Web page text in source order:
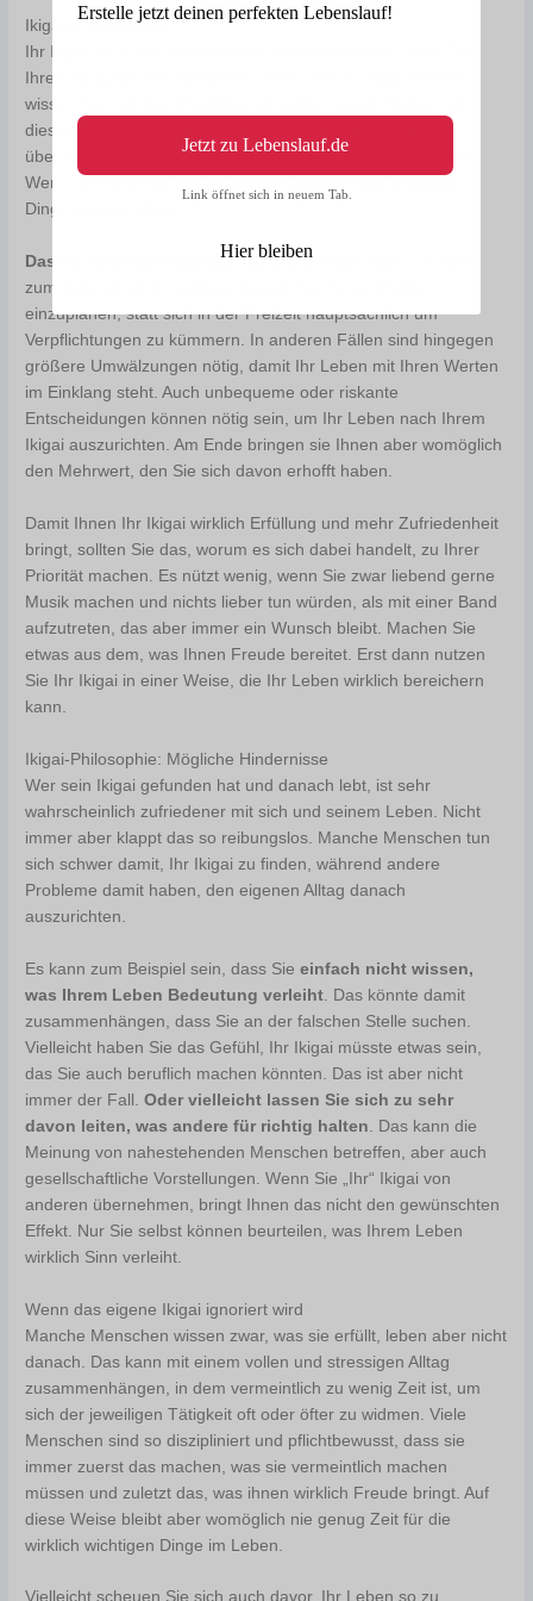
Ikigai im Alltag leben
Ihr Ikigai zu finden ist das eine – entscheidend ist, dass Sie
Ihren Alltag danach ausrichten. Wenn Sie Ihr Ikigai kennen,
wissen Sie, wo Ihre Prioritäten im Leben liegen. Setzen Sie
dieses theoretische Wissen in die Praxis um, indem Sie
überprüfen, ob Ihr jetziger Lebensweg zu Ihrem Ikigai passt.
Wenn das nicht der Fall ist, sollten Sie sich nicht scheuen,
Dinge zu verändern.
Das müssen keine großen Veränderungen sein
zum Beispiel schon reichen, genug Zeit für ein Hobby
einzuplanen, statt sich in der Freizeit hauptsächlich um
Verpflichtungen zu kümmern. In anderen Fällen sind hingegen
größere Umwälzungen nötig, damit Ihr Leben mit Ihren Werten
im Einklang steht. Auch unbequeme oder riskante
Entscheidungen können nötig sein, um Ihr Leben nach Ihrem
Ikigai auszurichten. Am Ende bringen sie Ihnen aber womöglich
den Mehrwert, den Sie sich davon erhofft haben.
Damit Ihnen Ihr Ikigai wirklich Erfüllung und mehr Zufriedenheit
bringt, sollten Sie das, worum es sich dabei handelt, zu Ihrer
Priorität machen. Es nützt wenig, wenn Sie zwar liebend gerne
Musik machen und nichts lieber tun würden, als mit einer Band
aufzutreten, das aber immer ein Wunsch bleibt. Machen Sie
etwas aus dem, was Ihnen Freude bereitet. Erst dann nutzen
Sie Ihr Ikigai in einer Weise, die Ihr Leben wirklich bereichern
kann.
Ikigai-Philosophie: Mögliche Hindernisse
Wer sein Ikigai gefunden hat und danach lebt, ist sehr
wahrscheinlich zufriedener mit sich und seinem Leben. Nicht
immer aber klappt das so reibungslos. Manche Menschen tun
sich schwer damit, Ihr Ikigai zu finden, während andere
Probleme damit haben, den eigenen Alltag danach
auszurichten.
Es kann zum Beispiel sein, dass Sieeinfach nicht wissen,
was Ihrem Leben Bedeutung verleiht . Das könnte damit
zusammenhängen, dass Sie an der falschen Stelle suchen.
Vielleicht haben Sie das Gefühl, Ihr Ikigai müsste etwas sein,
das Sie auch beruflich machen könnten. Das ist aber nicht
immer der Fall.Oder vielleicht lassen Sie sich zu sehr
davon leiten, was andere für richtig halten . Das kann die
Meinung von nahestehenden Menschen betreffen, aber auch
gesellschaftliche Vorstellungen. Wenn Sie „Ihr“ Ikigai von
anderen übernehmen, bringt Ihnen das nicht den gewünschten
Effekt. Nur Sie selbst können beurteilen, was Ihrem Leben
wirklich Sinn verleiht.
Wenn das eigene Ikigai ignoriert wird
Manche Menschen wissen zwar, was sie erfüllt, leben aber nicht
danach. Das kann mit einem vollen und stressigen Alltag
zusammenhängen, in dem vermeintlich zu wenig Zeit ist, um
sich der jeweiligen Tätigkeit oft oder öfter zu widmen. Viele
Menschen sind so diszipliniert und pflichtbewusst, dass sie
immer zuerst das machen, was sie vermeintlich machen
müssen und zuletzt das, was ihnen wirklich Freude bringt. Auf
diese Weise bleibt aber womöglich nie genug Zeit für die
wirklich wichtigen Dinge im Leben.
Vielleicht scheuen Sie sich auch davor, Ihr Leben so zu
Link öffnet sich in neuem Tab.
Hier bleiben
Erstelle jetzt deinen perfekten Lebenslauf!
Jetzt zu Lebenslauf.de